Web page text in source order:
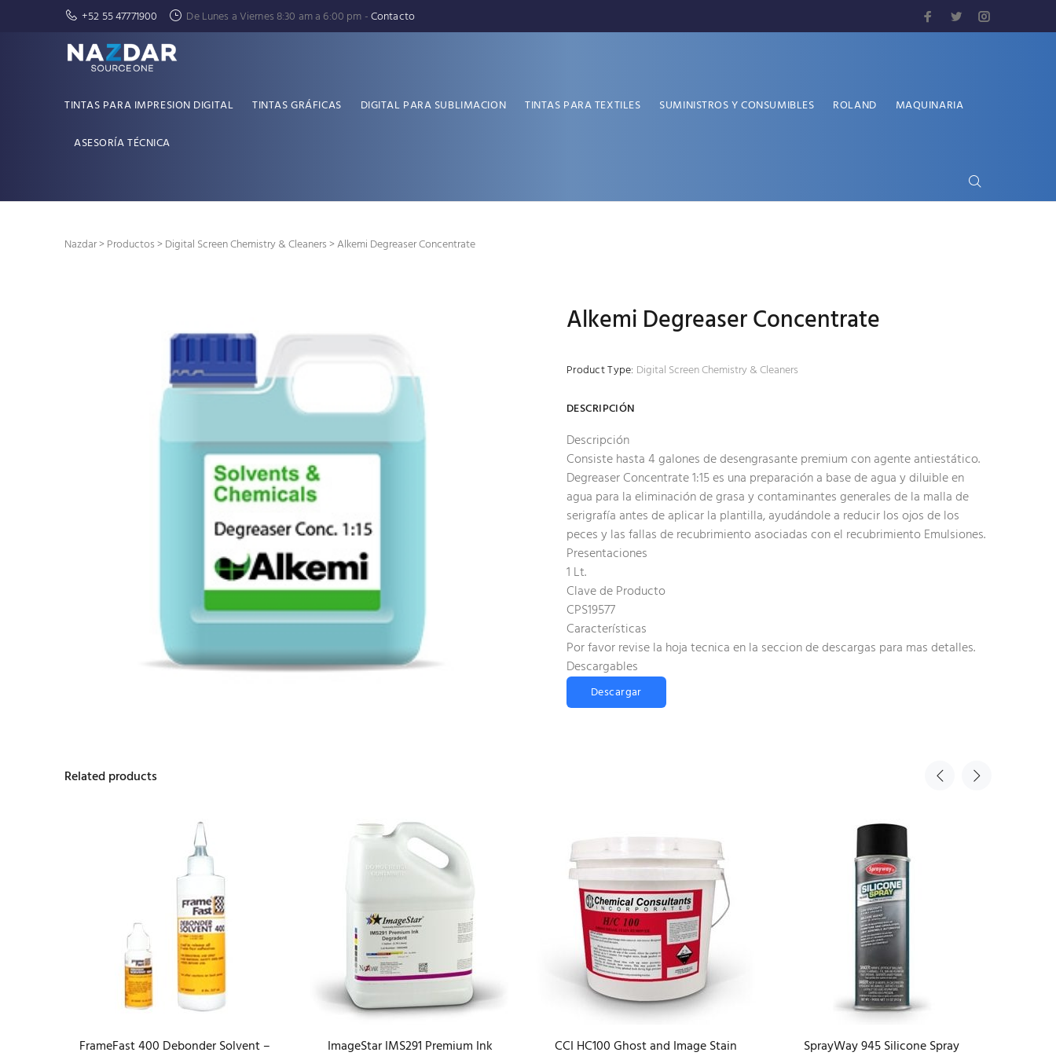
+52 55 47771900 De Lunes a Viernes 8:30 am a 6:00 pm -Contacto
TINTAS PARA IMPRESION DIGITAL TINTAS GRÁFICAS DIGITAL PARA SUBLIMACION TINTAS PARA TEXTILES SUMINISTROS Y CONSUMIBLES ROLAND MAQUINARIA
ASESORÍA TÉCNICA
Nazdar>Productos>Digital Screen Chemistry & Cleaners> Alkemi Degreaser Concentrate
Alkemi Degreaser Concentrate
Product Type: Digital Screen Chemistry & Cleaners
DESCRIPCIÓN
Descripción
Consiste hasta 4 galones de desengrasante premium con agente antiestático.
Degreaser Concentrate 1:15 es una preparación a base de agua y diluible en
agua para la eliminación de grasa y contaminantes generales de la malla de
serigrafía antes de aplicar la plantilla, ayudándole a reducir los ojos de los
peces y las fallas de recubrimiento asociadas con el recubrimiento Emulsiones.
Presentaciones
1 Lt.
Clave de Producto
CPS19577
Características
Por favor revise la hoja tecnica en la seccion de descargas para mas detalles.
Descargables
Descargar
Related products
FrameFast 400 Debonder Solvent –
ImageStar IMS291 Premium Ink
CCI HC100 Ghost and Image Stain
SprayWay 945 Silicone Spray